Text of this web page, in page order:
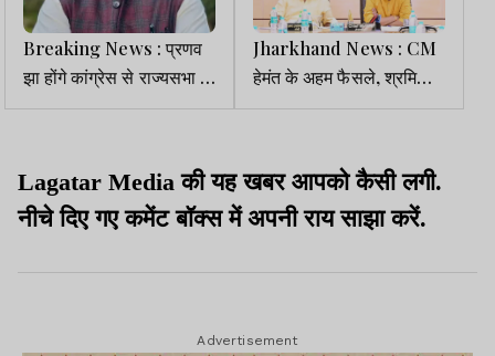
Breaking News : प्रणव
झा होंगे कांग्रेस से राज्यसभा के
उम्मीदवार
Jharkhand News : CM
हेमंत के अहम फैसले, श्रमिकों
के डाटाबेस व मॉडल ITI बनाने
Lagatar Media की यह खबर आपको कैसी लगी.
नीचे दिए गए कमेंट बॉक्स में अपनी राय साझा करें.
Advertisement